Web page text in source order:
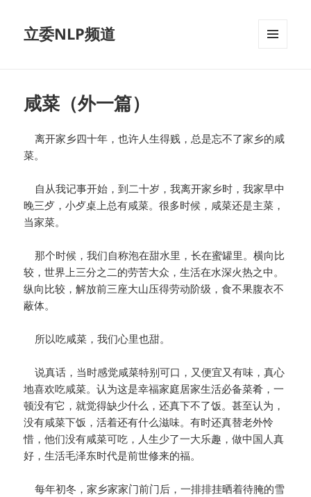
立委NLP频道
咸菜（外一篇）
离开家乡四十年，也许人生得贱，总是忘不了家乡的咸
菜。
自从我记事开始，到二十岁，我离开家乡时，我家早中
晚三歺，小歺桌上总有咸菜。很多时候，咸菜还是主菜，
当家菜。
那个时候，我们自称泡在甜水里，长在蜜罐里。横向比
较，世界上三分之二的劳苦大众，生活在水深火热之中。
纵向比较，解放前三座大山压得劳动阶级，食不果腹衣不
蔽体。
所以吃咸菜，我们心里也甜。
说真话，当时感觉咸菜特别可口，又便宜又有味，真心
地喜欢吃咸菜。认为这是幸福家庭居家生活必备菜肴，一
顿没有它，就觉得缺少什么，还真下不了饭。甚至认为，
没有咸菜下饭，活着还有什么滋味。有时还真替老外怜
惜，他们没有咸菜可吃，人生少了一大乐趣，做中国人真
好，生活毛泽东时代是前世修来的福。
每年初冬，家乡家家门前门后，一排排挂晒着待腌的雪